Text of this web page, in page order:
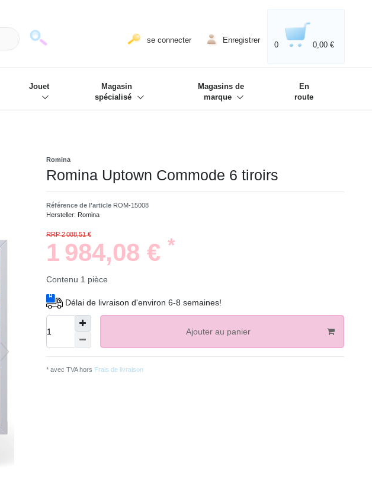
se connecter Enregistrer
0 0,00 €
Jouet
Magasin
spécialisé
Magasins de
marque
En
route
Romina
Romina Uptown Commode 6 tiroirs
Référence de l’article ROM-15008
Hersteller: Romina
RRP 2 088,51 €
1 984,08 € *
Contenu 1 pièce
Délai de livraison d'environ 6-8 semaines!
Ajouter au panier
* avec TVA hors Frais de livraison